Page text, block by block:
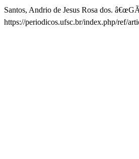
Santos, Andrio de Jesus Rosa dos.
https://periodicos.ufsc.br/index.php/ref/